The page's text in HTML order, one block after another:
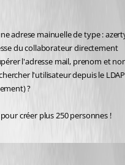
adrese mainuelle de type :
du collaborateur directement
l'adresse mail, prenom et
l'utilisateur depuis le
?
créer plus 250 personnes !